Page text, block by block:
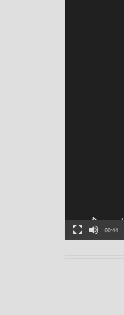
00:44